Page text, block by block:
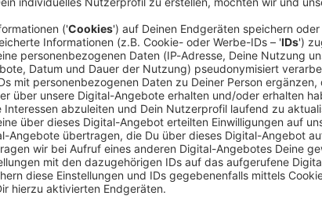
wichtigsten Festivalsweltweit vor, die ihr als echte
ist heute das ultimative Mekka für Metalheads: Das
zieht jedes Jahr rund 85.000 Fans aus über 80 Nationen
und Rockbands aus aller Welt - von den heißesten
Die Tickets sind regelmäßig innerhalb weniger Stunden
brachiale Sounds, sondern auch für eine